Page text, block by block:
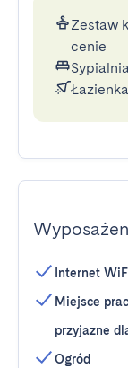
Zestaw
cenie
Sypialnia
Łazienka
Internet
Miejsce
przyjazne
Ogród